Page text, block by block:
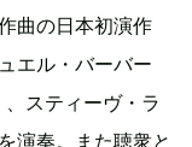
曲の日本初演作
エル・バーバー
、スティーヴ・ラ
演奏。また聴衆と